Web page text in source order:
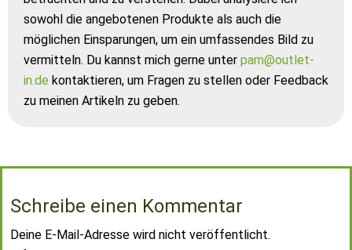
sowohl die angebotenen Produkte als auch die
möglichen Einsparungen, um ein umfassendes Bild zu
vermitteln. Du kannst mich gerne unter pam@outlet-
in.de kontaktieren, um Fragen zu stellen oder Feedback
zu meinen Artikeln zu geben.
Schreibe einen Kommentar
Deine E-Mail-Adresse wird nicht veröffentlicht.